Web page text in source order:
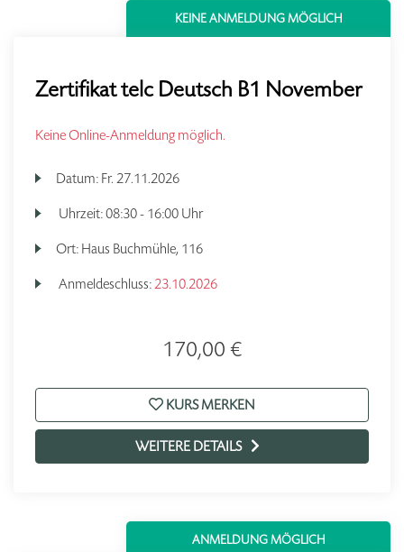
KEINE ANMELDUNG MÖGLICH
Zertifikat telc Deutsch B1 November
Keine Online-Anmeldung möglich.
Datum: Fr. 27.11.2026
Uhrzeit:08:30 - 16:00 Uhr
Ort: Haus Buchmühle, 116
Anmeldeschluss:23.10.2026
170,00 €
KURS MERKEN
WEITERE DETAILS
ANMELDUNG MÖGLICH